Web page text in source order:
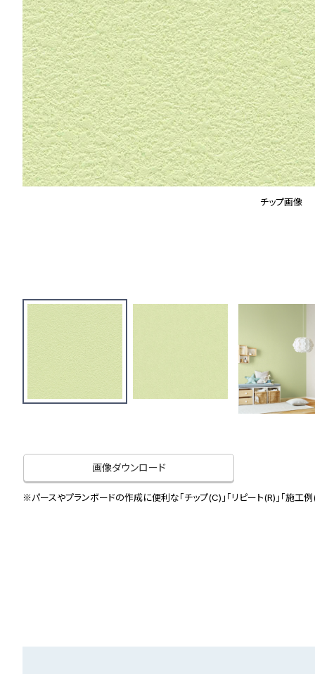
チップ画像
画像ダウンロード
※パースやプランボードの作成に便利な「チップ(C)」「リピート(R)」「施工